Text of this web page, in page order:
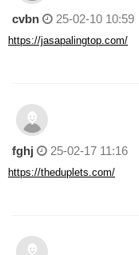
cvbn 25-02-10 10:59
https://jasapalingtop.com/
fghj 25-02-17 11:16
https://theduplets.com/